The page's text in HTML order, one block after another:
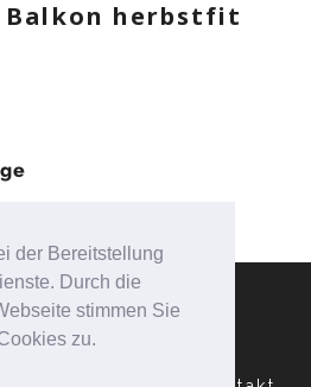
der Bereitstellung
Durch die
stimmen Sie
zu.
Balkon herbstfit